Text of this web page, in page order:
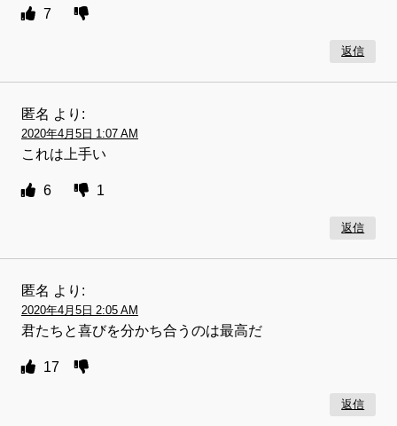
7
返信
匿名 より:
2020年4月5日 1:07 AM
これは上手い
6 1
返信
匿名 より:
2020年4月5日 2:05 AM
君たちと喜びを分かち合うのは最高だ
17
返信